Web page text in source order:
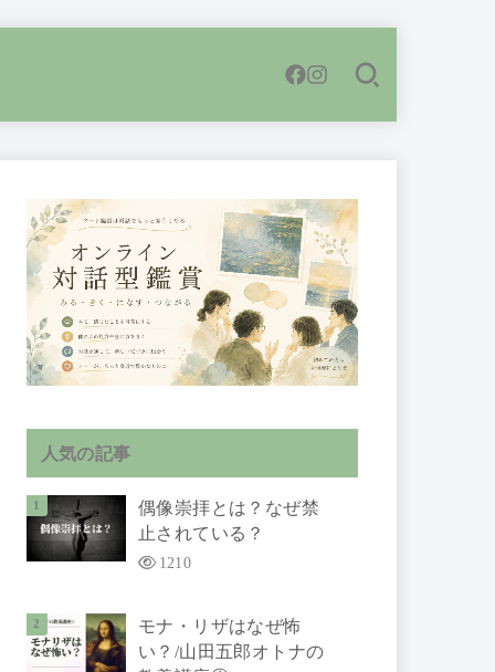
人気の記事
偶像崇拝とは？なぜ禁
止されている？
1210
モナ・リザはなぜ怖
い？/山田五郎オトナの